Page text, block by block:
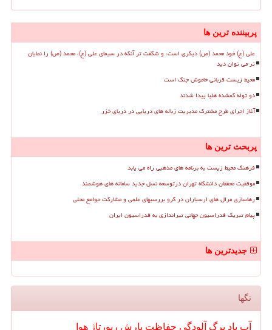
پربیننده ترین ها
علی (ع) خود محمد (ص) دیگری است، و شگفت تر آنکه در سیمای علی (ع)، محمد (ص) را نمایان
تر می توان دید
محیط زیست قربانی خاموش جنگ است
دو توله گمشده هلیا پیدا شدند
آغاز اجرای طرح مشترک مدیریت زباله های دریایی در دریای خزر
پربحث ترین ها
فرهنگ محیط زیست به برنامه های مذهبی راه می یابد
موفقیت محققان دانشگاه تهران درتوسعه نسل جدید سامانه های هوشمند
رهاسازی مرال های ارسباران در گرو بررسیهای علمی و مشارکت جوامع محلی
پیام تبریک فدراسیون جهانی تیراندازی به فدراسیون ایران
جدیدترین ها
تگها
آب باد برگ آلودگی حفاظت بارش رپورتاژ هوا